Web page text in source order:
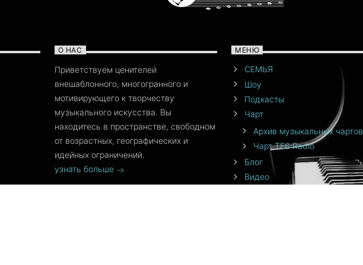
вами сейчас, так же важно, как-то, что
месяцы вперед, я научился жить
сегодняшним днем. Говори музыкой!
Напой семью — TF6 Radio
О НАС
Приветствуем ценителей
внешаблонного, многогранного и
мотивирующего к творчеству
музыкального искусства. Вы
находитесь в пространстве, свободном
от возрастных, географических и
идейных ограничений.
узнать больше
МЕНЮ
СЕМЬЯ
Шоу
Подкасты
Чарт
Архив музыкальных чартов
Чарт TF6 Radio
Блог
Видео